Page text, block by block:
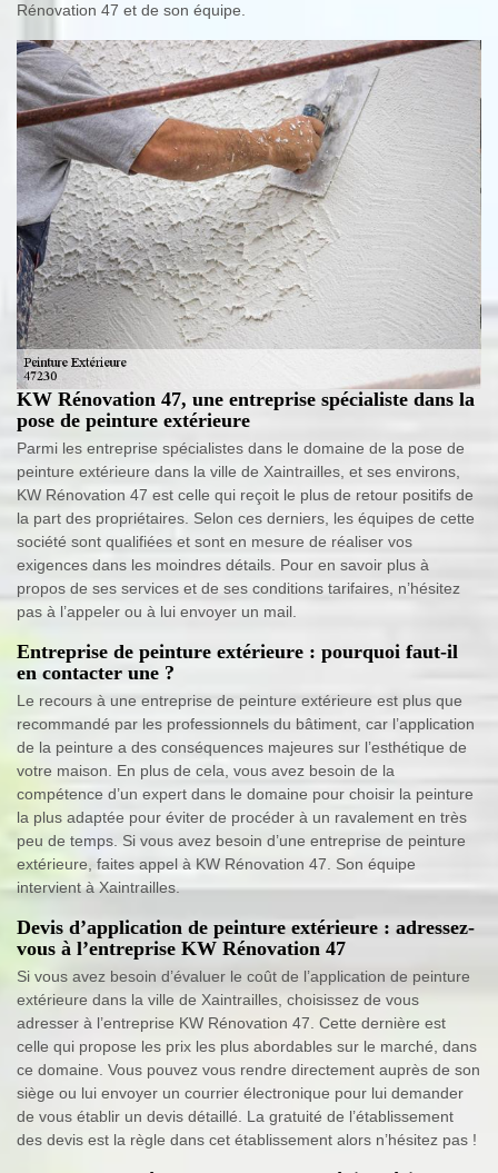
Rénovation 47 et de son équipe.
KW Rénovation 47, une entreprise spécialiste dans la
pose de peinture extérieure
Parmi les entreprise spécialistes dans le domaine de la pose de
peinture extérieure dans la ville de Xaintrailles, et ses environs,
KW Rénovation 47 est celle qui reçoit le plus de retour positifs de
la part des propriétaires. Selon ces derniers, les équipes de cette
société sont qualifiées et sont en mesure de réaliser vos
exigences dans les moindres détails. Pour en savoir plus à
propos de ses services et de ses conditions tarifaires, n’hésitez
pas à l’appeler ou à lui envoyer un mail.
Entreprise de peinture extérieure : pourquoi faut-il
en contacter une ?
Le recours à une entreprise de peinture extérieure est plus que
recommandé par les professionnels du bâtiment, car l’application
de la peinture a des conséquences majeures sur l’esthétique de
votre maison. En plus de cela, vous avez besoin de la
compétence d’un expert dans le domaine pour choisir la peinture
la plus adaptée pour éviter de procéder à un ravalement en très
peu de temps. Si vous avez besoin d’une entreprise de peinture
extérieure, faites appel à KW Rénovation 47. Son équipe
intervient à Xaintrailles.
Devis d’application de peinture extérieure : adressez-
vous à l’entreprise KW Rénovation 47
Si vous avez besoin d’évaluer le coût de l’application de peinture
extérieure dans la ville de Xaintrailles, choisissez de vous
adresser à l’entreprise KW Rénovation 47. Cette dernière est
celle qui propose les prix les plus abordables sur le marché, dans
ce domaine. Vous pouvez vous rendre directement auprès de son
siège ou lui envoyer un courrier électronique pour lui demander
de vous établir un devis détaillé. La gratuité de l’établissement
des devis est la règle dans cet établissement alors n’hésitez pas !